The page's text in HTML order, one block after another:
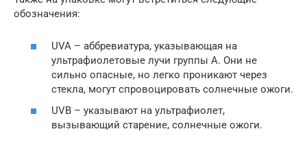
обозначения:
UVA – аббревиатура, указывающая на
ультрафиолетовые лучи группы А. Они не
сильно опасные, но легко проникают через
стекла, могут спровоцировать солнечные ожоги.
UVB – указывают на ультрафиолет,
вызывающий старение, солнечные ожоги.